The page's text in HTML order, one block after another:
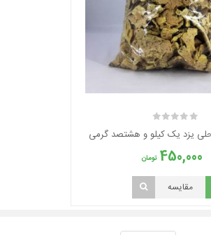
یزد یک کیلو و هشتصد گرمی
450,000 تومان
مقایسه